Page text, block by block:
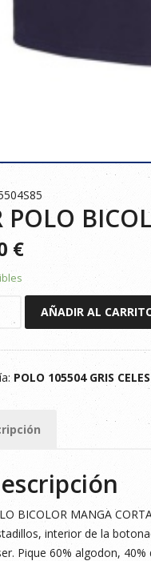
POLO
€
AÑADIR AL
POLO 105504 GRIS
BICOLOR MANGA
interior de la
Pique 60% algodon,